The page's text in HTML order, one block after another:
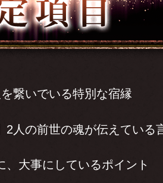
繋いでいる特別な宿縁
2人の前世の魂が伝えている
、大事にしているポイント